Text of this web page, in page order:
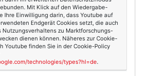
antworten
28. Juli 2009 um 11:19
Mit Klick auf den Wiedergabe-
Ihre Einwilligung darin, dass Youtube auf
Endgerät Cookies setzt, die auch
Nutzungsverhaltens zu Marktforschungs-
dienen können. Näheres zur Cookie-
Youtube finden Sie in der Cookie-Policy
technologies/types?hl=de.